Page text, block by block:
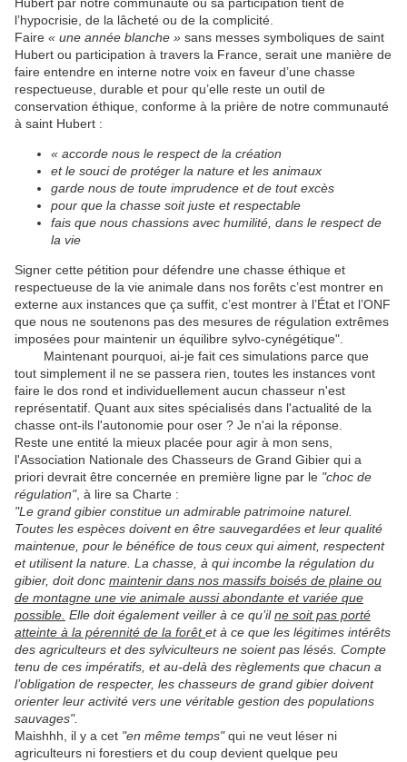
l’hypocrisie, de la lâcheté ou de la complicité
Faire « une année blanche » sans messes symboliques de saint
Hubert ou participation à travers la France, serait une manière de
faire entendre en interne notre voix en faveur d’une chasse
respectueuse, durable et pour qu’elle reste un outil de
conservation éthique, conforme à la prière de notre communauté
à saint Hubert :
« accorde nous le respect de la création
et le souci de protéger la nature et les animaux
garde nous de toute imprudence et de tout excès
pour que la chasse soit juste et respectable
fais que nous chassions avec humilité, dans le respect de
la vie
Signer cette pétition pour défendre une chasse éthique et
respectueuse de la vie animale dans nos forêts c’est montrer en
externe aux instances que ça suffit, c’est montrer à l’État et l’ONF
que nous ne soutenons pas des mesures de régulation extrêmes
imposées pour maintenir un équilibre sylvo-cynégétique"
Maintenant pourquoi, ai-je fait ces simulations parce que
tout simplement il ne se passera rien, toutes les instances vont
faire le dos rond et individuellement aucun chasseur n'est
représentatif. Quant aux sites spécialisés dans l'actualité de la
chasse ont-ils l'autonomie pour oser ? Je n'ai la réponse.
Reste une entité la mieux placée pour agir à mon sens,
l'Association Nationale des Chasseurs de Grand Gibier qui a
priori devrait être concernée en première ligne par le "choc de
régulation", à lire sa Charte :
"Le grand gibier constitue un admirable patrimoine naturel.
Toutes les espèces doivent en être sauvegardées et leur qualité
maintenue, pour le bénéfice de tous ceux qui aiment, respectent
et utilisent la nature. La chasse, à qui incombe la régulation du
gibier, doit donc maintenir dans nos massifs boisés de plaine ou
de montagne une vie animale aussi abondante et variée que
possible. Elle doit également veiller à ce qu’ilne soit pas porté
atteinte à la pérennité de la forêtet à ce que les légitimes intérêts
des agriculteurs et des sylviculteurs ne soient pas lésés. Compte
tenu de ces impératifs, et au-delà des règlements que chacun a
l’obligation de respecter, les chasseurs de grand gibier doivent
orienter leur activité vers une véritable gestion des populations
sauvages".
Maishhh, il y a cet "en même temps"qui ne veut léser ni
agriculteurs ni forestiers et du coup devient quelque peu